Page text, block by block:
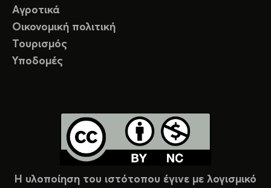
Αγροτικά
Οικονομική πολιτική
Τουρισμός
Υποδομές
Η υλοποίηση του ιστότοπου έγινε με λογισμικό